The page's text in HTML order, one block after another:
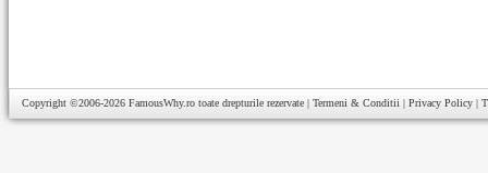
Copyright ©2006-2026 FamousWhy.ro toate drepturile rezervate | Termeni & Conditii | Privacy Policy |